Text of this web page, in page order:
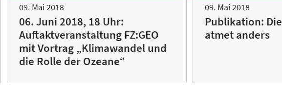
09. Mai 2018
06. Juni 2018, 18 Uhr:
Auftaktveranstaltung FZ:GEO
mit Vortrag „Klimawandel und
die Rolle der Ozeane“
09. Mai 2018
Publikation:
atmet anders